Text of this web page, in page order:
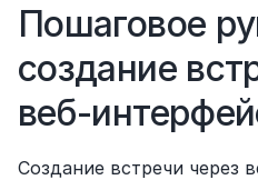
Пошаговое
создание
веб-
Создание встречи через